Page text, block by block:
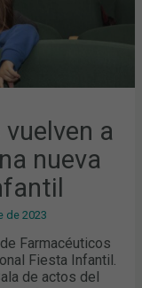
a
nueva
de 2023
Farmacéuticos
Fiesta Infantil.
de actos del